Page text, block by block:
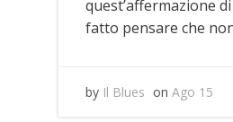
quest’affermazione
fatto pensare che
by Il Blues on Ago 15